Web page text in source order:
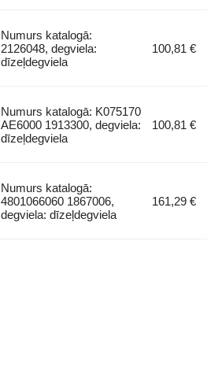
Numurs katalogā:
2126048, degviela:
dīzeļdegviela
100,81 €
Numurs katalogā: K075170
AE6000 1913300, degviela:
dīzeļdegviela
100,81 €
Numurs katalogā:
4801066060 1867006,
degviela: dīzeļdegviela
161,29 €